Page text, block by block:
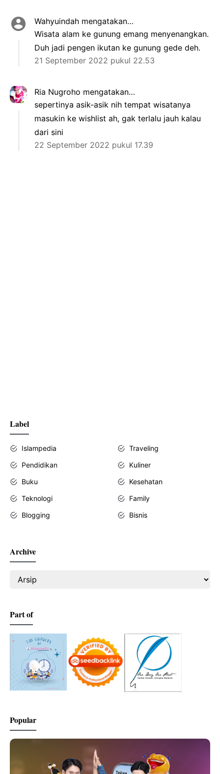
Wahyuindah mengatakan…
Wisata alam ke gunung emang menyenangkan.
Duh jadi pengen ikutan ke gunung gede deh.
21 September 2022 pukul 22.53
Ria Nugroho mengatakan…
sepertinya asik-asik nih tempat wisatanya
masukin ke wishlist ah, gak terlalu jauh kalau
dari sini
22 September 2022 pukul 17.39
Label
Islampedia
Traveling
Pendidikan
Kuliner
Buku
Kesehatan
Teknologi
Family
Blogging
Bisnis
Archive
Part of
Popular